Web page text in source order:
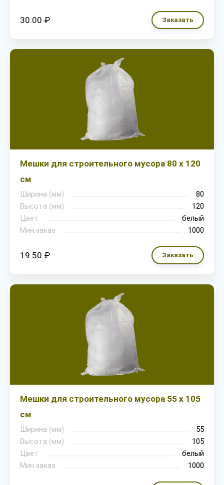
30.00 ₽ Заказать
Мешки для строительного мусора 80 х 120
см
Ширина (мм)
80
Высота (мм)
120
Цвет
белый
Мин.заказ
1000
19.50 ₽ Заказать
Мешки для строительного мусора 55 х 105
см
Ширина (мм)
55
Высота (мм)
105
Цвет
белый
Мин.заказ
1000